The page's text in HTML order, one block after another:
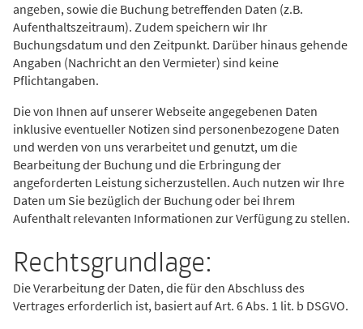
angeben, sowie die Buchung betreffenden Daten (z.B.
Aufenthaltszeitraum). Zudem speichern wir Ihr
Buchungsdatum und den Zeitpunkt. Darüber hinaus gehende
Angaben (Nachricht an den Vermieter) sind keine
Pflichtangaben.
Die von Ihnen auf unserer Webseite angegebenen Daten
inklusive eventueller Notizen sind personenbezogene Daten
und werden von uns verarbeitet und genutzt, um die
Bearbeitung der Buchung und die Erbringung der
angeforderten Leistung sicherzustellen. Auch nutzen wir Ihre
Daten um Sie bezüglich der Buchung oder bei Ihrem
Aufenthalt relevanten Informationen zur Verfügung zu stellen.
Rechtsgrundlage:
Die Verarbeitung der Daten, die für den Abschluss des
Vertrages erforderlich ist, basiert auf Art. 6 Abs. 1 lit. b DSGVO.